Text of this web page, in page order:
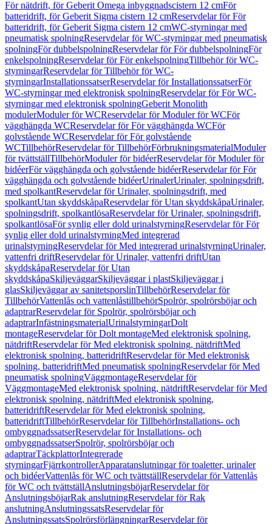
För nätdrift, för Geberit Omega inbyggnadscistern 12 cmFör
batteridrift, för Geberit Sigma cistern 12 cmReservdelar för För
batteridrift, för Geberit Sigma cistern 12 cmWC-styrningar med
pneumatisk spolningReservdelar för WC-styrningar med pneumatisk
spolningFör dubbelspolningReservdelar för För dubbelspolningFör
enkelspolningReservdelar för För enkelspolningTillbehör för WC-
styrningarReservdelar för Tillbehör för WC-
styrningarInstallationssatserReservdelar för InstallationssatserFör
WC-styrningar med elektronisk spolningReservdelar för För WC-
styrningar med elektronisk spolningGeberit Monolith
modulerModuler för WCReservdelar för Moduler för WCFör
vägghängda WCReservdelar för För vägghängda WCFör
golvstående WCReservdelar för För golvstående
WCTillbehörReservdelar för TillbehörFörbrukningsmaterialModuler
för tvättställTillbehörModuler för bidéerReservdelar för Moduler för
bidéerFör vägghängda och golvstående bidéerReservdelar för För
vägghängda och golvstående bidéerUrinalerUrinaler, spolningsdrift,
med spolkantReservdelar för Urinaler, spolningsdrift, med
spolkantUtan skyddskåpaReservdelar för Utan skyddskåpaUrinaler,
spolningsdrift, spolkantlösaReservdelar för Urinaler, spolningsdrift,
spolkantlösaFör synlig eller dold urinalstyrningReservdelar för För
synlig eller dold urinalstyrningMed integrerad
urinalstyrningReservdelar för Med integrerad urinalstyrningUrinaler,
vattenfri driftReservdelar för Urinaler, vattenfri driftUtan
skyddskåpaReservdelar för Utan
skyddskåpaSkiljeväggarSkiljeväggar i plastSkiljeväggar i
glasSkiljeväggar av sanitetsporslinTillbehörReservdelar för
TillbehörVattenlås och vattenlåstillbehörSpolrör, spolrörsböjar och
adaptrarReservdelar för Spolrör, spolrörsböjar och
adaptrarInfästningsmaterialUrinalstyrningarDolt
montageReservdelar för Dolt montageMed elektronisk spolning,
nätdriftReservdelar för Med elektronisk spolning, nätdriftMed
elektronisk spolning, batteridriftReservdelar för Med elektronisk
spolning, batteridriftMed pneumatisk spolningReservdelar för Med
pneumatisk spolningVäggmontageReservdelar för
VäggmontageMed elektronisk spolning, nätdriftReservdelar för Med
elektronisk spolning, nätdriftMed elektronisk spolning,
batteridriftReservdelar för Med elektronisk spolning,
batteridriftTillbehörReservdelar för TillbehörInstallations- och
ombyggnadssatserReservdelar för Installations- och
ombyggnadssatserSpolrör, spolrörsböjar och
adaptrarTäckplattorIntegrerade
styrningarFjärrkontrollerApparatanslutningar för toaletter, urinaler
och bidéerVattenlås för WC och tvättställReservdelar för Vattenlås
för WC och tvättställAnslutningsböjarReservdelar för
AnslutningsböjarRak anslutningReservdelar för Rak
anslutningAnslutningssatsReservdelar för
AnslutningssatsSpolrörsförlängningarReservdelar för